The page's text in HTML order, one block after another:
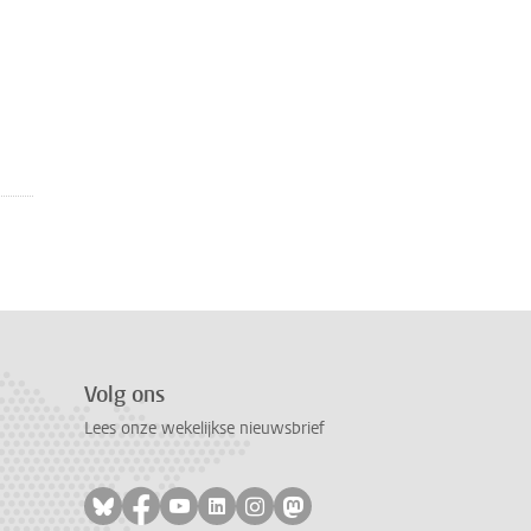
Volg ons
Lees onze wekelijkse nieuwsbrief
Volg ons op bluesky
Volg ons op facebook
Volg ons op youtube
Volg ons op linkedin
Volg ons op instagram
Volg ons op mastodon